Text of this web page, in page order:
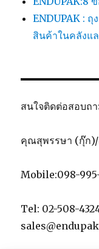
ENDUPAK :
สินค้าในคลังแ
สนใจติดต่อสอบถา
คุณสุพรรษา (กุ๊ก)/
Mobile:098-
Tel: 02-508-